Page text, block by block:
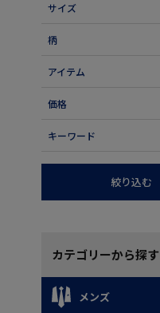
サイズ
柄
アイテム
価格
キーワード
絞り込む
カテゴリーから探す
メンズ